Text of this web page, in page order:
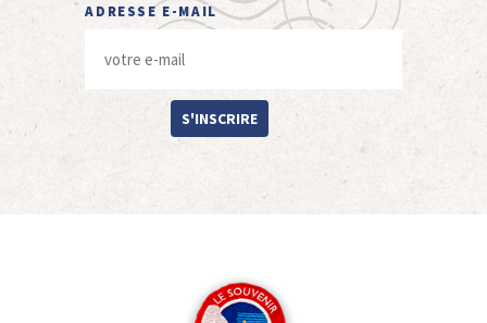
ADRESSE E-MAIL
S'INSCRIRE